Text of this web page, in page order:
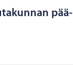
pää­